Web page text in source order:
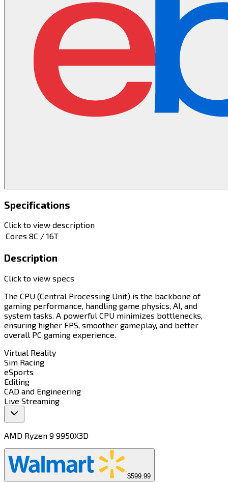
Specifications
Click to view description
Cores 8C / 16T
Description
Click to view specs
The CPU (Central Processing Unit) is the backbone of
gaming performance, handling game physics, AI, and
system tasks. A powerful CPU minimizes bottlenecks,
ensuring higher FPS, smoother gameplay, and better
overall PC gaming experience.​​​​‌ ‍ ​‍​‍‌‍ ‌ ​‍‌‍‍‌‌‍‌ ‌‍‍‌‌‍ ‍​‍​‍​ ‍‍​‍​‍‌ ​ ‌‍​‌‌‍ ‍‌‍‍‌‌ ‌​‌ ‍‌​‍ ‍‌‍‍‌‌‍ ​‍​‍​‍ ​​‍​‍‌‍‍​‌ ​‍‌‍‌‌‌‍‌‍​‍​‍​ ‍‍​‍​‍​‍ ‌‍​‌‌‍‌​‌‍ ‌‌‍‍‌‌‍ ‍​‍ ‌‍‍‌‌‍ ‍‌ ‌​‌‍‌‌‌‍ ‍‌ ‌​​‍ ‌‍‌‌‌‍‌​‌‍‍‌‌ ‌​​‍ ‌‍ ‌‌‍ ‌‍‌​‌‍‌‌​ ‌‌ ​​‌ ​‍‌‍‌‌‌ ​ ‌‍‌‌‌‍ ‍‌ ‌​‌‍​‌‌ ‌​‌‍‍‌‌‍ ‌‍ ‍​ ‍ ‌‍‍‌‌‍‌​​ ‌​ ‌‌​ ‍​‌‍‌​​ ​​​ ​‍​ ‌‍​ ​​​ ‍​​‍ ‌​ ​‍‌‍​‍​ ‌​​ ​‍​‍ ‌​ ‌​‌‍​‍‌‍​‍‌‍‌‌​‍ ‌​ ‍‌​ ‌​​ ‍​​ ​ ​‍ ‌‌‍‌‌​ ​​​ ‍‌​ ‌‍​ ​​​ ‍​‌‍‌​‌‍‌‍​ ‍​​ ​ ​ ‌‌​ ‌​​ ‍ ‌ ‌​‌ ‍‌‌ ​​‌‍‌‌​ ‌‌ ​​‌‍​‌‌ ​‍‌ ‌​‌​‌​‌‍‌‌‌ ​ ‌‍​ ‌ ​‍‌‍‍‌‌ ​​‌ ‌​‌‍‍‌‌‍ ‌‍ ‍​ ‍ ‌ ​​‌‍​‌‌ ‌​‌‍‍​​ ‌‌‍‌​‌‍‌‌‌ ​ ‌‍​ ‌ ​‍‌‍‍‌‌ ​​‌ ‌​‌‍‍‌‌‍ ‌‍ ‍​‍‌‌​ ‌‌‌​​‍‌‌ ‌‍‍ ‌‍‌‌‌ ‍‌​‍‌‌​ ​ ‌​‌​​‍‌‌​ ​ ‌​‌​​‍‌‌​ ​‍​ ​‍‌‍‌‌‌‍ ‍​‍‌‌​ ​‍​ ​‍​‍‌‌​ ‌‌‌​‌​​‍ ‍‌ ‌‍‌‍​‌‌‍ ​‌ ‌‌‌‍‌‌​ ‌‍​‍‌‍​‌‌ ​ ‌‍‌‌‌‌‌‌‌ ​‍‌‍ ​​ ‌​‍‌‌​ ​‍‌​‌‍‌‍​‌‌‍‌​‌‍ ‌‌‍‍‌‌‍ ‍​‍‌‍‌‍‍‌‌‍‌​​ ‌​ ‌‌​ ‍​‌‍‌​​ ​​​ ​‍​ ‌‍​ ​​​ ‍​​‍ ‌​ ​‍‌‍​‍​ ‌​​ ​‍​‍ ‌​ ‌​‌‍​‍‌‍​‍‌‍‌‌​‍ ‌​ ‍‌​ ‌​​ ‍​​ ​ ​‍ ‌‌‍‌‌​ ​​​ ‍‌​ ‌‍​ ​​​ ‍​‌‍‌​‌‍‌‍​ ‍​​ ​ ​ ‌‌​ ‌​​‍‌‍‌ ‌​‌ ‍‌‌ ​​‌‍‌‌​ ‌‌ ​​‌‍​‌‌ ​‍‌ ‌​‌​‌​‌‍‌‌‌ ​ ‌‍​ ‌ ​‍‌‍‍‌‌ ​​‌ ‌​‌‍‍‌‌‍ ‌‍ ‍​‍‌‍‌ ​​‌‍​‌‌ ‌​‌‍‍​​ ‌‌‍‌​‌‍‌‌‌ ​ ‌‍​ ‌ ​‍‌‍‍‌‌ ​​‌ ‌​‌‍‍‌‌‍ ‌‍ ‍​‍‌‌​ ‌‌‌​​‍‌‌ ‌‍‍ ‌‍‌‌‌ ‍‌​‍‌‌​ ​ ‌​‌​​‍‌‌​ ​ ‌​‌​​‍‌‌​ ​‍​ ​‍‌‍‌‌‌‍ ‍​‍‌‌​ ​‍​ ​‍​‍‌‌​ ‌‌‌​‌​​‍ ‍‌ ‌‍‌‍​‌‌‍ ​‌ ‌‌‌‍‌‌​‍‌‍‌ ​​‌‍‌‌‌ ​‍‌ ​ ‌ ​​‌‍‌‌‌‍​ ‌ ‌​‌‍‍‌‌ ‌‍‌‍‌‌​ ‌‌ ​​‌ ‌‌‌‍​‍‌‍ ​‌‍‍‌‌ ​ ‌‍‍​‌‍‌‌‌‍‌​​‍​‍‌ ‌
Virtual Reality​​​​‌ ‍ ​‍​‍‌‍ ‌ ​‍‌‍‍‌‌‍‌ ‌‍‍‌‌‍ ‍​‍​‍​ ‍‍​‍​‍‌ ​ ‌‍​‌‌‍ ‍‌‍‍‌‌ ‌​‌ ‍‌​‍ ‍‌‍‍‌‌‍ ​‍​‍​‍ ​​‍​‍‌‍‍​‌ ​‍‌‍‌‌‌‍‌‍​‍​‍​ ‍‍​‍​‍​‍ ‌‍​‌‌‍‌​‌‍ ‌‌‍‍‌‌‍ ‍​‍ ‌‍‍‌‌‍ ‍‌ ‌​‌‍‌‌‌‍ ‍‌ ‌​​‍ ‌‍‌‌‌‍‌​‌‍‍‌‌ ‌​​‍ ‌‍ ‌‌‍ ‌‍‌​‌‍‌‌​ ‌‌ ​​‌ ​‍‌‍‌‌‌ ​ ‌‍‌‌‌‍ ‍‌ ‌​‌‍​‌‌ ‌​‌‍‍‌‌‍ ‌‍ ‍​ ‍ ‌‍‍‌‌‍‌​​ ‌​ ​‌​ ​‌‌‍​‌​ ‍‌‌‍‌‌‌‍​‍​ ‌ ​ ​‍​‍ ‌​ ‌​‌‍‌​​ ​‍​ ‌​​‍ ‌​ ‌​​ ​​‌‍‌​​ ​‍​‍ ‌‌‍​‌‌‍​‌‌‍‌​‌‍​‌​‍ ‌‌‍‌‍‌‍‌​‌‍​‍​ ‍‌​ ‌ ​ ‌‍‌‍​‌​ ‌ ‌‍​‍​ ‍​​ ‍‌‌‍‌‍​ ‍ ‌ ‌​‌ ‍‌‌ ​​‌‍‌‌​ ‌‌ ‌​‌‍​‌‌‍‌ ​ ‍ ‌ ​​‌‍​‌‌ ‌​‌‍‍​​ ‌‌‍ ‍‌‍​‌‌‍ ‌‌‍‌‌​ ‌‍​‍‌‍​‌‌ ​ ‌‍‌‌‌‌‌‌‌ ​‍‌‍ ​​ ‌​‍‌‌​ ​‍‌​‌‍‌‍​‌‌‍‌​‌‍ ‌‌‍‍‌‌‍ ‍​‍‌‍‌‍‍‌‌‍‌​​ ‌​ ​‌​ ​‌‌‍​‌​ ‍‌‌‍‌‌‌‍​‍​ ‌ ​ ​‍​‍ ‌​ ‌​‌‍‌​​ ​‍​ ‌​​‍ ‌​ ‌​​ ​​‌‍‌​​ ​‍​‍ ‌‌‍​‌‌‍​‌‌‍‌​‌‍​‌​‍ ‌‌‍‌‍‌‍‌​‌‍​‍​ ‍‌​ ‌ ​ ‌‍‌‍​‌​ ‌ ‌‍​‍​ ‍​​ ‍‌‌‍‌‍​‍‌‍‌ ‌​‌ ‍‌‌ ​​‌‍‌‌​ ‌‌ ‌​‌‍​‌‌‍‌ ​‍‌‍‌ ​​‌‍​‌‌ ‌​‌‍‍​​ ‌‌‍ ‍‌‍​‌‌‍ ‌‌‍‌‌​‍‌‍‌ ​​‌‍‌‌‌ ​‍‌ ​ ‌ ​​‌‍‌‌‌‍​ ‌ ‌​‌‍‍‌‌ ‌‍‌‍‌‌​ ‌‌ ​​‌ ‌‌‌‍​‍‌‍ ​‌‍‍‌‌ ​ ‌‍‍​‌‍‌‌‌‍‌​​‍​‍‌ ‌
Sim Racing​​​​‌ ‍ ​‍​‍‌‍ ‌ ​‍‌‍‍‌‌‍‌ ‌‍‍‌‌‍ ‍​‍​‍​ ‍‍​‍​‍‌ ​ ‌‍​‌‌‍ ‍‌‍‍‌‌ ‌​‌ ‍‌​‍ ‍‌‍‍‌‌‍ ​‍​‍​‍ ​​‍​‍‌‍‍​‌ ​‍‌‍‌‌‌‍‌‍​‍​‍​ ‍‍​‍​‍​‍ ‌‍​‌‌‍‌​‌‍ ‌‌‍‍‌‌‍ ‍​‍ ‌‍‍‌‌‍ ‍‌ ‌​‌‍‌‌‌‍ ‍‌ ‌​​‍ ‌‍‌‌‌‍‌​‌‍‍‌‌ ‌​​‍ ‌‍ ‌‌‍ ‌‍‌​‌‍‌‌​ ‌‌ ​​‌ ​‍‌‍‌‌‌ ​ ‌‍‌‌‌‍ ‍‌ ‌​‌‍​‌‌ ‌​‌‍‍‌‌‍ ‌‍ ‍​ ‍ ‌‍‍‌‌‍‌​​ ‌​ ‌​​ ‌‍‌‍‌‌​ ‌​​ ​‍​ ‌ ​ ‌ ​ ‍‌​‍ ‌‌‍‌​‌‍‌‌​ ‍‌​ ‍​​‍ ‌​ ‌​‌‍‌​‌‍‌‍​ ‌‍​‍ ‌​ ‍‌‌‍​ ​ ‌​​ ​​​‍ ‌​ ‌‌‌‍‌​​ ​​​ ‌​​ ​‌​ ​‍‌‍​‌‌‍‌‍‌‍‌​​ ‌ ‌‍‌​‌‍‌‍​ ‍ ‌ ‌​‌ ‍‌‌ ​​‌‍‌‌​ ‌‌ ‌​‌‍​‌‌‍‌ ​ ‍ ‌ ​​‌‍​‌‌ ‌​‌‍‍​​ ‌‌‍ ‍‌‍​‌‌‍ ‌‌‍‌‌​ ‌‍​‍‌‍​‌‌ ​ ‌‍‌‌‌‌‌‌‌ ​‍‌‍ ​​ ‌​‍‌‌​ ​‍‌​‌‍‌‍​‌‌‍‌​‌‍ ‌‌‍‍‌‌‍ ‍​‍‌‍‌‍‍‌‌‍‌​​ ‌​ ‌​​ ‌‍‌‍‌‌​ ‌​​ ​‍​ ‌ ​ ‌ ​ ‍‌​‍ ‌‌‍‌​‌‍‌‌​ ‍‌​ ‍​​‍ ‌​ ‌​‌‍‌​‌‍‌‍​ ‌‍​‍ ‌​ ‍‌‌‍​ ​ ‌​​ ​​​‍ ‌​ ‌‌‌‍‌​​ ​​​ ‌​​ ​‌​ ​‍‌‍​‌‌‍‌‍‌‍‌​​ ‌ ‌‍‌​‌‍‌‍​‍‌‍‌ ‌​‌ ‍‌‌ ​​‌‍‌‌​ ‌‌ ‌​‌‍​‌‌‍‌ ​‍‌‍‌ ​​‌‍​‌‌ ‌​‌‍‍​​ ‌‌‍ ‍‌‍​‌‌‍ ‌‌‍‌‌​‍‌‍‌ ​​‌‍‌‌‌ ​‍‌ ​ ‌ ​​‌‍‌‌‌‍​ ‌ ‌​‌‍‍‌‌ ‌‍‌‍‌‌​ ‌‌ ​​‌ ‌‌‌‍​‍‌‍ ​‌‍‍‌‌ ​ ‌‍‍​‌‍‌‌‌‍‌​​‍​‍‌ ‌
eSports​​​​‌ ‍ ​‍​‍‌‍ ‌ ​‍‌‍‍‌‌‍‌ ‌‍‍‌‌‍ ‍​‍​‍​ ‍‍​‍​‍‌ ​ ‌‍​‌‌‍ ‍‌‍‍‌‌ ‌​‌ ‍‌​‍ ‍‌‍‍‌‌‍ ​‍​‍​‍ ​​‍​‍‌‍‍​‌ ​‍‌‍‌‌‌‍‌‍​‍​‍​ ‍‍​‍​‍​‍ ‌‍​‌‌‍‌​‌‍ ‌‌‍‍‌‌‍ ‍​‍ ‌‍‍‌‌‍ ‍‌ ‌​‌‍‌‌‌‍ ‍‌ ‌​​‍ ‌‍‌‌‌‍‌​‌‍‍‌‌ ‌​​‍ ‌‍ ‌‌‍ ‌‍‌​‌‍‌‌​ ‌‌ ​​‌ ​‍‌‍‌‌‌ ​ ‌‍‌‌‌‍ ‍‌ ‌​‌‍​‌‌ ‌​‌‍‍‌‌‍ ‌‍ ‍​ ‍ ‌‍‍‌‌‍‌​​ ‌​ ​‌​ ‌‍‌‍​ ​ ‍​‌‍‌‌‌‍‌​‌‍​ ‌‍​‌​‍ ‌‌‍‌‍​ ‌‍​ ‌‌​ ​‍​‍ ‌​ ‌​‌‍​‍‌‍​ ​ ​​​‍ ‌​ ‍​​ ‍‌​ ‍‌​ ​‌​‍ ‌‌‍​‍​ ​​‌‍‌‍​ ‍‌‌‍​‍​ ‌​​ ​​​ ​ ‌‍​ ​ ​‌‌‍‌‍​ ​‍​ ‍ ‌ ‌​‌ ‍‌‌ ​​‌‍‌‌​ ‌‌ ‌​‌‍​‌‌‍‌ ​ ‍ ‌ ​​‌‍​‌‌ ‌​‌‍‍​​ ‌‌‍ ‍‌‍​‌‌‍ ‌‌‍‌‌​ ‌‍​‍‌‍​‌‌ ​ ‌‍‌‌‌‌‌‌‌ ​‍‌‍ ​​ ‌​‍‌‌​ ​‍‌​‌‍‌‍​‌‌‍‌​‌‍ ‌‌‍‍‌‌‍ ‍​‍‌‍‌‍‍‌‌‍‌​​ ‌​ ​‌​ ‌‍‌‍​ ​ ‍​‌‍‌‌‌‍‌​‌‍​ ‌‍​‌​‍ ‌‌‍‌‍​ ‌‍​ ‌‌​ ​‍​‍ ‌​ ‌​‌‍​‍‌‍​ ​ ​​​‍ ‌​ ‍​​ ‍‌​ ‍‌​ ​‌​‍ ‌‌‍​‍​ ​​‌‍‌‍​ ‍‌‌‍​‍​ ‌​​ ​​​ ​ ‌‍​ ​ ​‌‌‍‌‍​ ​‍​‍‌‍‌ ‌​‌ ‍‌‌ ​​‌‍‌‌​ ‌‌ ‌​‌‍​‌‌‍‌ ​‍‌‍‌ ​​‌‍​‌‌ ‌​‌‍‍​​ ‌‌‍ ‍‌‍​‌‌‍ ‌‌‍‌‌​‍‌‍‌ ​​‌‍‌‌‌ ​‍‌ ​ ‌ ​​‌‍‌‌‌‍​ ‌ ‌​‌‍‍‌‌ ‌‍‌‍‌‌​ ‌‌ ​​‌ ‌‌‌‍​‍‌‍ ​‌‍‍‌‌ ​ ‌‍‍​‌‍‌‌‌‍‌​​‍​‍‌ ‌
Editing​​​​‌ ‍ ​‍​‍‌‍ ‌ ​‍‌‍‍‌‌‍‌ ‌‍‍‌‌‍ ‍​‍​‍​ ‍‍​‍​‍‌ ​ ‌‍​‌‌‍ ‍‌‍‍‌‌ ‌​‌ ‍‌​‍ ‍‌‍‍‌‌‍ ​‍​‍​‍ ​​‍​‍‌‍‍​‌ ​‍‌‍‌‌‌‍‌‍​‍​‍​ ‍‍​‍​‍​‍ ‌‍​‌‌‍‌​‌‍ ‌‌‍‍‌‌‍ ‍​‍ ‌‍‍‌‌‍ ‍‌ ‌​‌‍‌‌‌‍ ‍‌ ‌​​‍ ‌‍‌‌‌‍‌​‌‍‍‌‌ ‌​​‍ ‌‍ ‌‌‍ ‌‍‌​‌‍‌‌​ ‌‌ ​​‌ ​‍‌‍‌‌‌ ​ ‌‍‌‌‌‍ ‍‌ ‌​‌‍​‌‌ ‌​‌‍‍‌‌‍ ‌‍ ‍​ ‍ ‌‍‍‌‌‍‌​​ ‌‌‍‌​​ ‌ ‌‍​‍‌‍‌​​ ​‌‌‍​ ​ ‌‍​ ‌​​‍ ‌​ ​‍​ ‌ ​ ‌​​ ‍‌​‍ ‌​ ‌​​ ​‍​ ​ ​ ‍‌​‍ ‌​ ‍​​ ​​​ ‌​‌‍‌‍​‍ ‌​ ‌‍‌‍‌‍‌‍​ ​ ‌‌​ ‌‌‌‍‌​​ ​‌​ ‌ ‌‍​‍‌‍​‍‌‍‌‌​ ​‌​ ‍ ‌ ‌​‌ ‍‌‌ ​​‌‍‌‌​ ‌‌ ‌​‌‍​‌‌‍‌ ​ ‍ ‌ ​​‌‍​‌‌ ‌​‌‍‍​​ ‌‌‍ ‍‌‍​‌‌‍ ‌‌‍‌‌​ ‌‍​‍‌‍​‌‌ ​ ‌‍‌‌‌‌‌‌‌ ​‍‌‍ ​​ ‌​‍‌‌​ ​‍‌​‌‍‌‍​‌‌‍‌​‌‍ ‌‌‍‍‌‌‍ ‍​‍‌‍‌‍‍‌‌‍‌​​ ‌‌‍‌​​ ‌ ‌‍​‍‌‍‌​​ ​‌‌‍​ ​ ‌‍​ ‌​​‍ ‌​ ​‍​ ‌ ​ ‌​​ ‍‌​‍ ‌​ ‌​​ ​‍​ ​ ​ ‍‌​‍ ‌​ ‍​​ ​​​ ‌​‌‍‌‍​‍ ‌​ ‌‍‌‍‌‍‌‍​ ​ ‌‌​ ‌‌‌‍‌​​ ​‌​ ‌ ‌‍​‍‌‍​‍‌‍‌‌​ ​‌​‍‌‍‌ ‌​‌ ‍‌‌ ​​‌‍‌‌​ ‌‌ ‌​‌‍​‌‌‍‌ ​‍‌‍‌ ​​‌‍​‌‌ ‌​‌‍‍​​ ‌‌‍ ‍‌‍​‌‌‍ ‌‌‍‌‌​‍‌‍‌ ​​‌‍‌‌‌ ​‍‌ ​ ‌ ​​‌‍‌‌‌‍​ ‌ ‌​‌‍‍‌‌ ‌‍‌‍‌‌​ ‌‌ ​​‌ ‌‌‌‍​‍‌‍ ​‌‍‍‌‌ ​ ‌‍‍​‌‍‌‌‌‍‌​​‍​‍‌ ‌
CAD and Engineering​​​​‌ ‍ ​‍​‍‌‍ ‌ ​‍‌‍‍‌‌‍‌ ‌‍‍‌‌‍ ‍​‍​‍​ ‍‍​‍​‍‌ ​ ‌‍​‌‌‍ ‍‌‍‍‌‌ ‌​‌ ‍‌​‍ ‍‌‍‍‌‌‍ ​‍​‍​‍ ​​‍​‍‌‍‍​‌ ​‍‌‍‌‌‌‍‌‍​‍​‍​ ‍‍​‍​‍​‍ ‌‍​‌‌‍‌​‌‍ ‌‌‍‍‌‌‍ ‍​‍ ‌‍‍‌‌‍ ‍‌ ‌​‌‍‌‌‌‍ ‍‌ ‌​​‍ ‌‍‌‌‌‍‌​‌‍‍‌‌ ‌​​‍ ‌‍ ‌‌‍ ‌‍‌​‌‍‌‌​ ‌‌ ​​‌ ​‍‌‍‌‌‌ ​ ‌‍‌‌‌‍ ‍‌ ‌​‌‍​‌‌ ‌​‌‍‍‌‌‍ ‌‍ ‍​ ‍ ‌‍‍‌‌‍‌​​ ‌‌‍​‍​ ​‍‌‍​‌‌‍​‍‌‍‌​​ ​‍​ ‍‌‌‍​‌​‍ ‌​ ​‍‌‍​‌‌‍‌​​ ‍‌​‍ ‌​ ‌​​ ‌‍‌‍​‌​ ​‍​‍ ‌​ ‍​‌‍‌​​ ​‌​ ‌‌​‍ ‌​ ​‍​ ​​​ ​‍​ ‌‌‌‍‌‌​ ​ ​ ‌‌​ ​ ​ ​‌‌‍‌​​ ​​​ ​ ​ ‍ ‌ ‌​‌ ‍‌‌ ​​‌‍‌‌​ ‌‌ ‌​‌‍​‌‌‍‌ ​ ‍ ‌ ​​‌‍​‌‌ ‌​‌‍‍​​ ‌‌‍ ‍‌‍​‌‌‍ ‌‌‍‌‌​ ‌‍​‍‌‍​‌‌ ​ ‌‍‌‌‌‌‌‌‌ ​‍‌‍ ​​ ‌​‍‌‌​ ​‍‌​‌‍‌‍​‌‌‍‌​‌‍ ‌‌‍‍‌‌‍ ‍​‍‌‍‌‍‍‌‌‍‌​​ ‌‌‍​‍​ ​‍‌‍​‌‌‍​‍‌‍‌​​ ​‍​ ‍‌‌‍​‌​‍ ‌​ ​‍‌‍​‌‌‍‌​​ ‍‌​‍ ‌​ ‌​​ ‌‍‌‍​‌​ ​‍​‍ ‌​ ‍​‌‍‌​​ ​‌​ ‌‌​‍ ‌​ ​‍​ ​​​ ​‍​ ‌‌‌‍‌‌​ ​ ​ ‌‌​ ​ ​ ​‌‌‍‌​​ ​​​ ​ ​‍‌‍‌ ‌​‌ ‍‌‌ ​​‌‍‌‌​ ‌‌ ‌​‌‍​‌‌‍‌ ​‍‌‍‌ ​​‌‍​‌‌ ‌​‌‍‍​​ ‌‌‍ ‍‌‍​‌‌‍ ‌‌‍‌‌​‍‌‍‌ ​​‌‍‌‌‌ ​‍‌ ​ ‌ ​​‌‍‌‌‌‍​ ‌ ‌​‌‍‍‌‌ ‌‍‌‍‌‌​ ‌‌ ​​‌ ‌‌‌‍​‍‌‍ ​‌‍‍‌‌ ​ ‌‍‍​‌‍‌‌‌‍‌​​‍​‍‌ ‌
Live Streaming​​​​‌ ‍ ​‍​‍‌‍ ‌ ​‍‌‍‍‌‌‍‌ ‌‍‍‌‌‍ ‍​‍​‍​ ‍‍​‍​‍‌ ​ ‌‍​‌‌‍ ‍‌‍‍‌‌ ‌​‌ ‍‌​‍ ‍‌‍‍‌‌‍ ​‍​‍​‍ ​​‍​‍‌‍‍​‌ ​‍‌‍‌‌‌‍‌‍​‍​‍​ ‍‍​‍​‍​‍ ‌‍​‌‌‍‌​‌‍ ‌‌‍‍‌‌‍ ‍​‍ ‌‍‍‌‌‍ ‍‌ ‌​‌‍‌‌‌‍ ‍‌ ‌​​‍ ‌‍‌‌‌‍‌​‌‍‍‌‌ ‌​​‍ ‌‍ ‌‌‍ ‌‍‌​‌‍‌‌​ ‌‌ ​​‌ ​‍‌‍‌‌‌ ​ ‌‍‌‌‌‍ ‍‌ ‌​‌‍​‌‌ ‌​‌‍‍‌‌‍ ‌‍ ‍​ ‍ ‌‍‍‌‌‍‌​​ ‌​ ​‌‌‍​‍​ ‌‍‌‍​‌‌‍​ ​ ​‌‌‍​‍​ ​‍​‍ ‌‌‍‌​​ ‌ ​ ‍​​ ‌‍​‍ ‌​ ‌​​ ‍​‌‍‌‌​ ‍‌​‍ ‌‌‍​‍​ ​‌‌‍‌‌‌‍‌​​‍ ‌​ ​​‌‍​‍​ ‍‌​ ‌ ‌‍​‍‌‍‌​​ ‌ ​ ‌ ​ ​‌‌‍‌​​ ​​‌‍‌​​ ‍ ‌ ‌​‌ ‍‌‌ ​​‌‍‌‌​ ‌‌ ‌​‌‍​‌‌‍‌ ​ ‍ ‌ ​​‌‍​‌‌ ‌​‌‍‍​​ ‌‌‍ ‍‌‍​‌‌‍ ‌‌‍‌‌​ ‌‍​‍‌‍​‌‌ ​ ‌‍‌‌‌‌‌‌‌ ​‍‌‍ ​​ ‌​‍‌‌​ ​‍‌​‌‍‌‍​‌‌‍‌​‌‍ ‌‌‍‍‌‌‍ ‍​‍‌‍‌‍‍‌‌‍‌​​ ‌​ ​‌‌‍​‍​ ‌‍‌‍​‌‌‍​ ​ ​‌‌‍​‍​ ​‍​‍ ‌‌‍‌​​ ‌ ​ ‍​​ ‌‍​‍ ‌​ ‌​​ ‍​‌‍‌‌​ ‍‌​‍ ‌‌‍​‍​ ​‌‌‍‌‌‌‍‌​​‍ ‌​ ​​‌‍​‍​ ‍‌​ ‌ ‌‍​‍‌‍‌​​ ‌ ​ ‌ ​ ​‌‌‍‌​​ ​​‌‍‌​​‍‌‍‌ ‌​‌ ‍‌‌ ​​‌‍‌‌​ ‌‌ ‌​‌‍​‌‌‍‌ ​‍‌‍‌ ​​‌‍​‌‌ ‌​‌‍‍​​ ‌‌‍ ‍‌‍​‌‌‍ ‌‌‍‌‌​‍‌‍‌ ​​‌‍‌‌‌ ​‍‌ ​ ‌ ​​‌‍‌‌‌‍​ ‌ ‌​‌‍‍‌‌ ‌‍‌‍‌‌​ ‌‌ ​​‌ ‌‌‌‍​‍‌‍ ​‌‍‍‌‌ ​ ‌‍‍​‌‍‌‌‌‍‌​​‍​‍‌ ‌
AMD Ryzen 9 9950X3D​​​​‌ ‍ ​‍​‍‌‍ ‌ ​‍‌‍‍‌‌‍‌ ‌‍‍‌‌‍ ‍​‍​‍​ ‍‍​‍​‍‌ ​ ‌‍​‌‌‍ ‍‌‍‍‌‌ ‌​‌ ‍‌​‍ ‍‌‍‍‌‌‍ ​‍​‍​‍ ​​‍​‍‌‍‍​‌ ​‍‌‍‌‌‌‍‌‍​‍​‍​ ‍‍​‍​‍​‍ ‌‍​‌‌‍‌​‌‍ ‌‌‍‍‌‌‍ ‍​‍ ‌‍‍‌‌‍ ‍‌ ‌​‌‍‌‌‌‍ ‍‌ ‌​​‍ ‌‍‌‌‌‍‌​‌‍‍‌‌ ‌​​‍ ‌‍ ‌‌‍ ‌‍‌​‌‍‌‌​ ‌‌ ​​‌ ​‍‌‍‌‌‌ ​ ‌‍‌‌‌‍ ‍‌ ‌​‌‍​‌‌ ‌​‌‍‍‌‌‍ ‌‍ ‍​ ‍ ‌‍‍‌‌‍‌​​ ‌​ ​‌​ ‍‌​ ‌‍​ ​‌​ ‌​‌‍​‌​ ‌‌‌‍​‌​‍ ‌​ ‍​​ ‍‌‌‍‌‌​ ‌ ​‍ ‌​ ‌​​ ‌​‌‍​ ​ ‍​​‍ ‌‌‍​‌‌‍​‍​ ​​‌‍‌‌​‍ ‌​ ‌‌‌‍‌​​ ‌ ‌‍‌‍‌‍‌‍‌‍‌‌​ ‍​​ ‌‍‌‍​ ​ ‌ ‌‍‌​​ ‌‍​ ‍ ‌ ‌​‌ ‍‌‌ ​​‌‍‌‌​ ‌‌‍​ ‌ ​​‌ ‌‌​ ‍ ‌ ​​‌‍​‌‌ ‌​‌‍‍​​ ‌‌‍ ‍‌‍​‌‌‍ ‌‌‍‌‌​ ‌‍​‍‌‍​‌‌ ​ ‌‍‌‌‌‌‌‌‌ ​‍‌‍ ​​ ‌​‍‌‌​ ​‍‌​‌‍‌‍​‌‌‍‌​‌‍ ‌‌‍‍‌‌‍ ‍​‍‌‍‌‍‍‌‌‍‌​​ ‌​ ​‌​ ‍‌​ ‌‍​ ​‌​ ‌​‌‍​‌​ ‌‌‌‍​‌​‍ ‌​ ‍​​ ‍‌‌‍‌‌​ ‌ ​‍ ‌​ ‌​​ ‌​‌‍​ ​ ‍​​‍ ‌‌‍​‌‌‍​‍​ ​​‌‍‌‌​‍ ‌​ ‌‌‌‍‌​​ ‌ ‌‍‌‍‌‍‌‍‌‍‌‌​ ‍​​ ‌‍‌‍​ ​ ‌ ‌‍‌​​ ‌‍​‍‌‍‌ ‌​‌ ‍‌‌ ​​‌‍‌‌​ ‌‌‍​ ‌ ​​‌ ‌‌​‍‌‍‌ ​​‌‍​‌‌ ‌​‌‍‍​​ ‌‌‍ ‍‌‍​‌‌‍ ‌‌‍‌‌​‍‌‍‌ ​​‌‍‌‌‌ ​‍‌ ​ ‌ ​​‌‍‌‌‌‍​ ‌ ‌​‌‍‍‌‌ ‌‍‌‍‌‌​ ‌‌ ​​‌ ‌‌‌‍​‍‌‍ ​‌‍‍‌‌ ​ ‌‍‍​‌‍‌‌‌‍‌​​‍​‍‌ ‌
$599.99